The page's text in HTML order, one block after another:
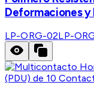
Deformaciones y
LP-ORG-02LP-